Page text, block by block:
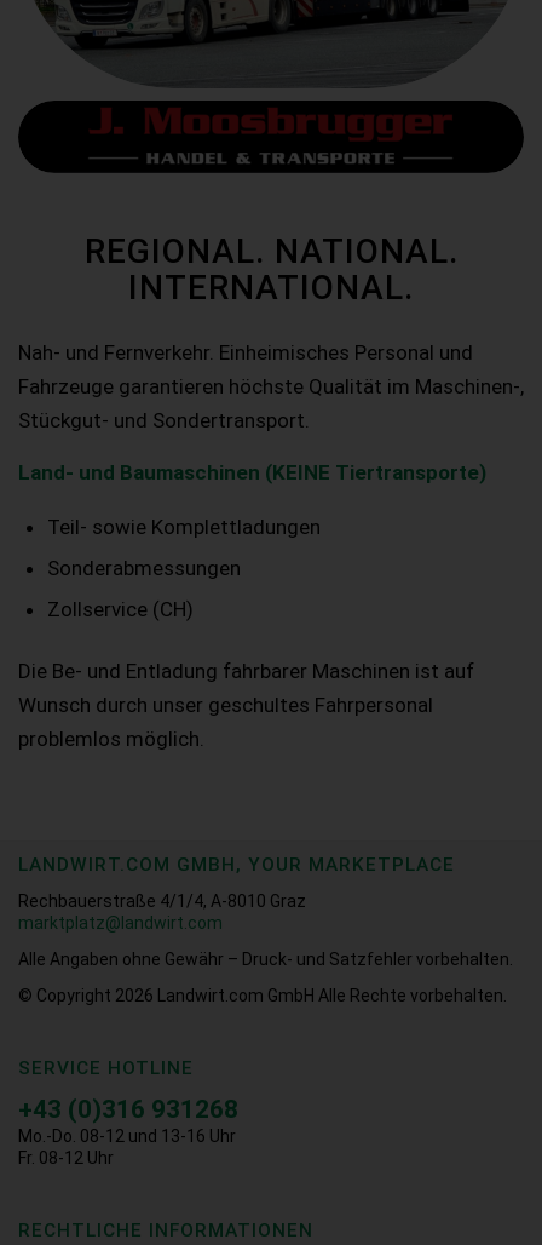
REGIONAL. NATIONAL.
INTERNATIONAL.
Nah- und Fernverkehr. Einheimisches Personal und
Fahrzeuge garantieren höchste Qualität im Maschinen-,
Stückgut- und Sondertransport.
Land- und Baumaschinen (KEINE Tiertransporte)
Teil- sowie Komplettladungen
Sonderabmessungen
Zollservice (CH)
Die Be- und Entladung fahrbarer Maschinen ist auf
Wunsch durch unser geschultes Fahrpersonal
problemlos möglich.
LANDWIRT.COM GMBH, YOUR MARKETPLACE
Rechbauerstraße 4/1/4, A-8010 Graz
marktplatz@landwirt.com
Alle Angaben ohne Gewähr – Druck- und Satzfehler vorbehalten.
© Copyright 2026
Landwirt.com GmbH Alle Rechte vorbehalten.
SERVICE HOTLINE
+43 (0)316 931268
Mo.-Do. 08-12 und 13-16 Uhr
Fr. 08-12 Uhr
RECHTLICHE INFORMATIONEN